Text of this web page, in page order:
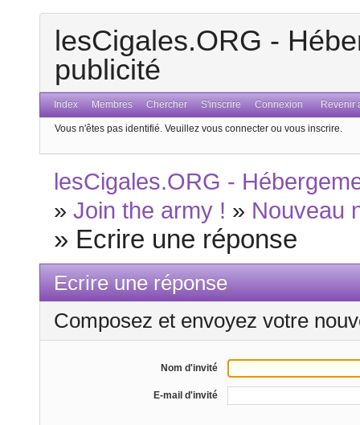
lesCigales.ORG -
publicité
Index Membres Chercher S'inscrire Connexion Revenir
Vous n'êtes pas identifié. Veuillez vous connecter ou vous inscrire.
lesCigales.ORG -
»Join the army ! » Nouveau
» Ecrire une réponse
Ecrire une réponse
Composez et envoyez votre
Nom d'invité
E-mail d'invité